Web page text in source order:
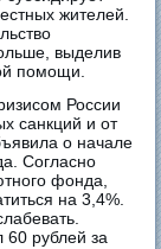
жителей.
выделив
помощи.
России
санкций и от
о начале
Согласно
фонда,
на 3,4%.
60 рублей за